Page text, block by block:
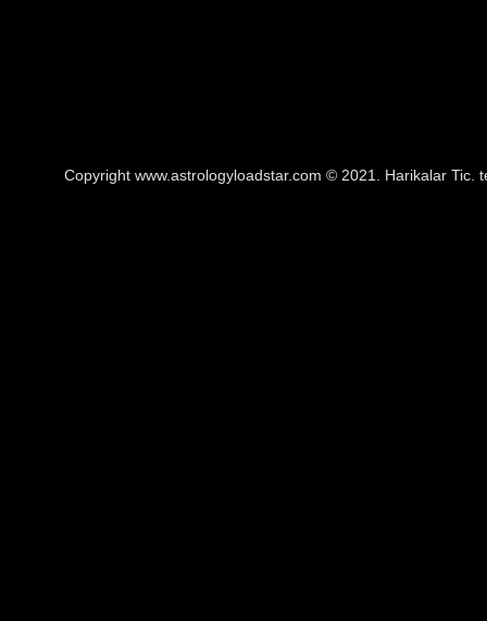
Copyright www.astrologyloadstar.com © 2021. Harikalar Tic.